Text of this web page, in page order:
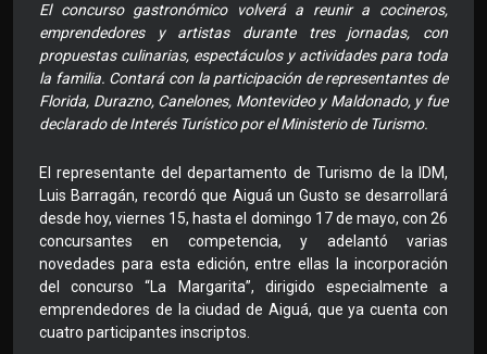
El concurso gastronómico volverá a reunir a cocineros,
emprendedores y artistas durante tres jornadas, con
propuestas culinarias, espectáculos y actividades para toda
la familia. Contará con la participación de representantes de
Florida, Durazno, Canelones, Montevideo y Maldonado, y fue
declarado de Interés Turístico por el Ministerio de Turismo.
El representante del departamento de Turismo de la IDM,
Luis Barragán, recordó que Aiguá un Gusto se desarrollará
desde hoy, viernes 15, hasta el domingo 17 de mayo, con 26
concursantes en competencia, y adelantó varias
novedades para esta edición, entre ellas la incorporación
del concurso “La Margarita”, dirigido especialmente a
emprendedores de la ciudad de Aiguá, que ya cuenta con
cuatro participantes inscriptos.